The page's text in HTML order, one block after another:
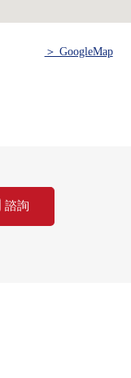
＞ GoogleMap
諮詢